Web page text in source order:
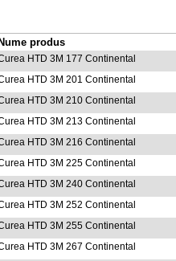
Nume produs
HTD 3M 177 Continental
HTD 3M 201 Continental
HTD 3M 210 Continental
HTD 3M 213 Continental
HTD 3M 216 Continental
HTD 3M 225 Continental
HTD 3M 240 Continental
HTD 3M 252 Continental
HTD 3M 255 Continental
HTD 3M 267 Continental